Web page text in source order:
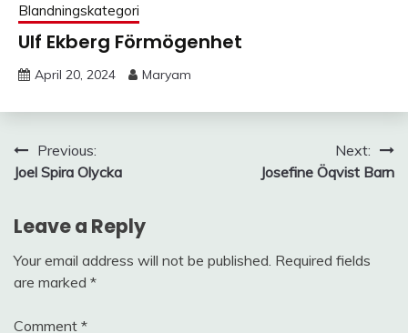
Blandningskategori
Ulf Ekberg Förmögenhet
April 20, 2024 Maryam
Post
navigation
Previous:
Joel Spira Olycka
Next:
Josefine Öqvist Barn
Leave a Reply
Your email address will not be published. Required fields
are marked *
Comment *